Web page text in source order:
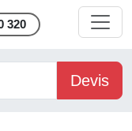
320
Devis